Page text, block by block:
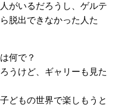
がいるだろうし、ゲルテ
脱出できなかった人た
何で？
うけど、ギャリーも見た
どもの世界で楽しもうと